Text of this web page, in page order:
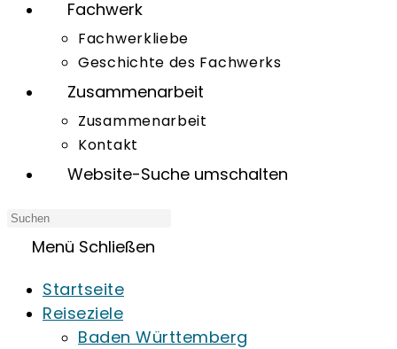
Fachwerk
Fachwerkliebe
Geschichte des Fachwerks
Zusammenarbeit
Zusammenarbeit
Kontakt
Website-Suche umschalten
Menü Schließen
Startseite
Reiseziele
Baden Württemberg